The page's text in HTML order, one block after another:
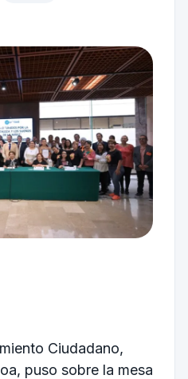
Ciudadano,
, puso sobre la mesa